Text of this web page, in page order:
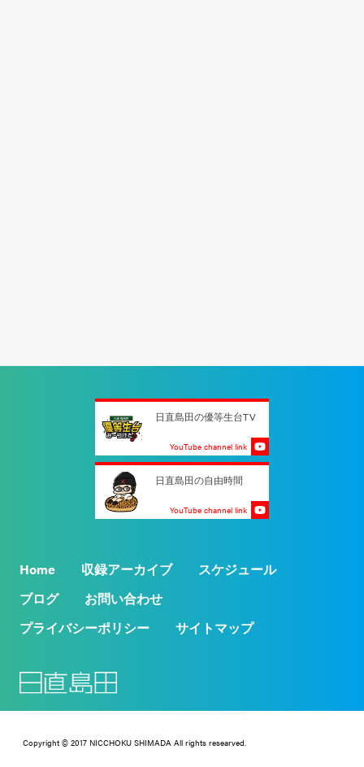
日直島田の優等生台TV
YouTube channel link
日直島田の自由時間
YouTube channel link
Home 収録アーカイブ
スケジュール
ブログ
お問い合わせ
プライバシーポリシー
サイトマップ
Copyright © 2017 NICCHOKU SHIMADA All rights researved.